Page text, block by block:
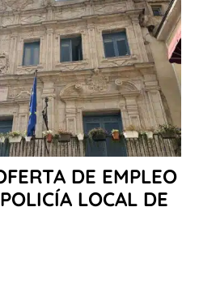
DE EMPLEO
LOCAL DE